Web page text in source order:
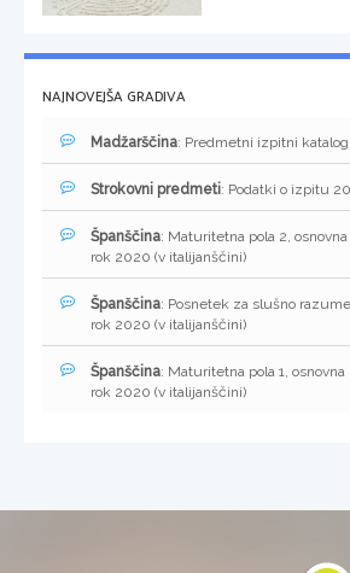
NAJNOVEJŠA GRADIVA
Madžarščina: Predmetni izpitni
Strokovni predmeti: Podatki o izpitu
Španščina: Maturitetna pola 2,
rok 2020 (v italijanščini)
Španščina: Posnetek za slušno
rok 2020 (v italijanščini)
Španščina: Maturitetna pola 1,
rok 2020 (v italijanščini)